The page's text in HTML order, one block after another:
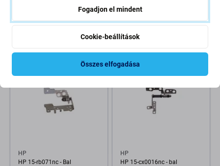
2 000 Ft
Pack
400 Ft
RAKTÁRON 1 db
HP
HP 15-rb071nc - Bal
HP
HP 15-cx0016nc - bal
Fogadjon el mindent
Cookie-beállítások
Összes elfogadása